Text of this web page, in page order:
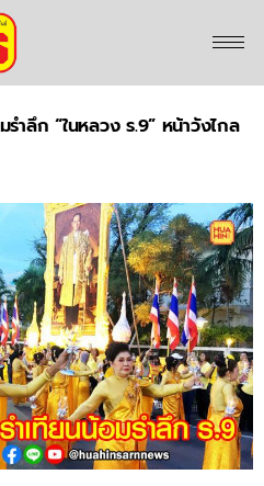
ำลึก “ในหลวง ร.9” หน้าวังไกล